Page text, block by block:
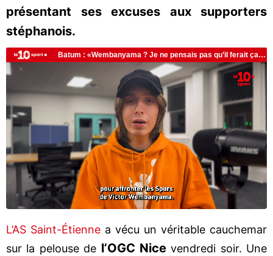
présentant ses excuses aux supporters
stéphanois.
L’AS Saint-Étienne a vécu un véritable cauchemar
sur la pelouse de l’OGC Nicevendredi soir. Une